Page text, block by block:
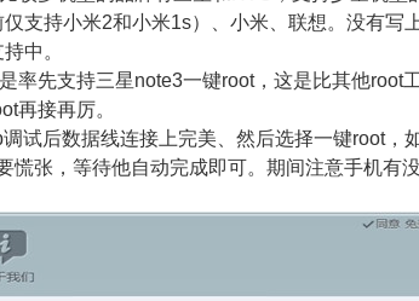
支持小米2和小米1s）、小米、联想。没有写
中。
率先支持三星note3一键root，这是比其他root
再接再厉。
试后数据线连接上完美、然后选择一键root，
慌张，等待他自动完成即可。期间注意手机有